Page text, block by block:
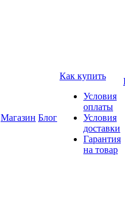
Магазин Блог
Как купить
Условия
оплаты
Условия
доставки
Гарантия
на товар